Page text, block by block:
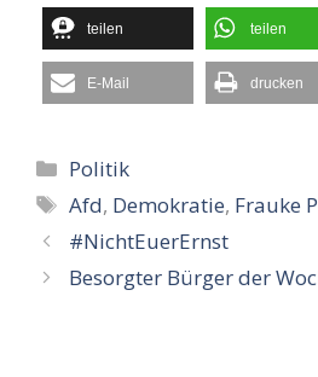
teilen teilen
E-Mail drucken
Kategorien
Politik
Schlagwörter
Afd, Demokratie, Frauke
#NichtEuerErnst
Besorgter Bürger der